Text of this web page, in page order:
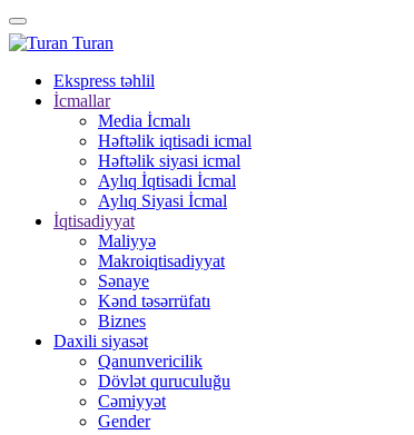
Turan
Ekspress təhlil
İcmallar
Media İcmalı
Həftəlik iqtisadi icmal
Həftəlik siyasi icmal
Aylıq İqtisadi İcmal
Aylıq Siyasi İcmal
İqtisadiyyat
Maliyyə
Makroiqtisadiyyat
Sənaye
Kənd təsərrüfatı
Biznes
Daxili siyasət
Qanunvericilik
Dövlət quruculuğu
Cəmiyyət
Gender